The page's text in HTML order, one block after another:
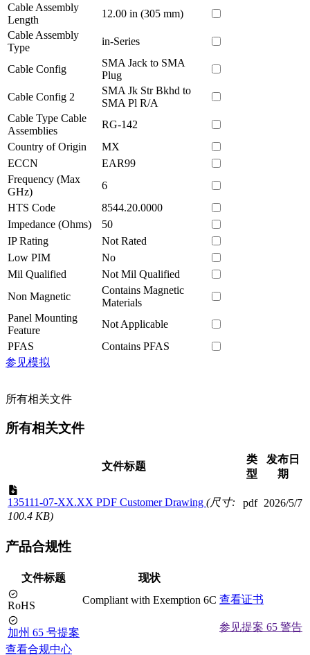
Cable Assembly
Length
12.00 in (305 mm)
Cable Assembly
Type
in-Series
Cable Config
SMA Jack to SMA
Plug
Cable Config 2
SMA Jk Str Bkhd to
SMA Pl R/A
Cable Type Cable
Assemblies
RG-142
Country of Origin
MX
ECCN
EAR99
Frequency (Max
GHz)
6
HTS Code
8544.20.0000
Impedance (Ohms)
50
IP Rating
Not Rated
Low PIM
No
Mil Qualified
Not Mil Qualified
Non Magnetic
Contains Magnetic
Materials
Panel Mounting
Feature
Not Applicable
PFAS
Contains PFAS
参见模拟
所有相关文件
所有相关文件
文件标题
类
型
发布日
期
135111-07-XX.XX PDF Customer Drawing (尺寸:
100.4 KB)
pdf 2026/5/7
产品合规性
文件标题 现状
RoHS Compliant with Exemption 6C 查看证书
加州 65 号提案
参见提案 65 警告
查看合规中心